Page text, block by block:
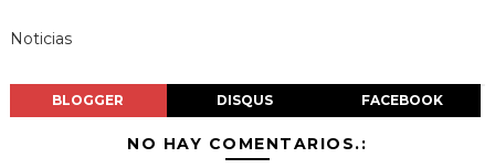
Noticias
BLOGGER DISQUS FACEBOOK
NO HAY COMENTARIOS.: